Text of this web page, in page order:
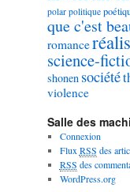
polar politique
que c'est
romance
science-
shonen société
violence
Salle des
Connexion
Flux RSS des
RSS des
WordPress.org